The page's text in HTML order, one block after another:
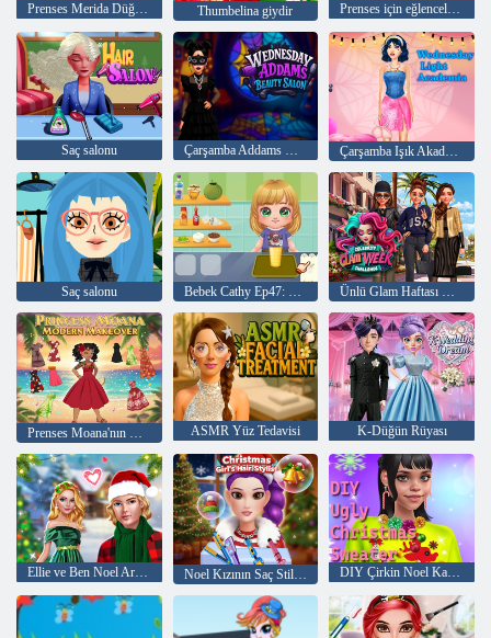
Prenses Merida Düğünü Thumbelina giydir Prenses için eğlenceli mini oyunlar
Saç salonu Çarşamba Addams Güzellik Salonu Çarşamba Işık Akademisi
Saç salonu Bebek Cathy Ep47: Güzel İçecekler Ünlü Glam Haftası Yarışması
ASMR Yüz Tedavisi K-Düğün Rüyası
Ellie ve Ben Noel Arifesi Noel Kızının Saç Stilisti DIY Çirkin Noel Kazak